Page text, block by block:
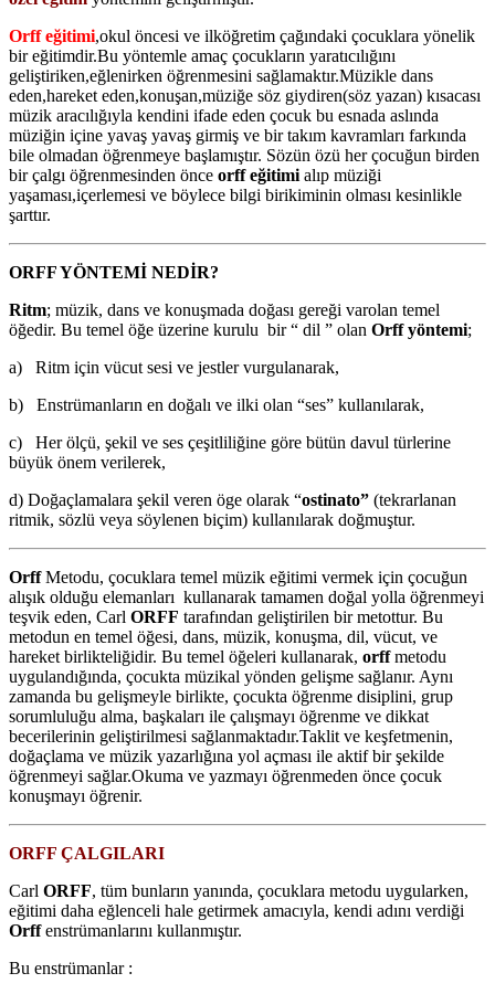
Orff eğitimi,okul öncesi ve ilköğretim çağındaki çocuklara yönelik
bir eğitimdir.Bu yöntemle amaç çocukların yaratıcılığını
geliştiriken,eğlenirken öğrenmesini sağlamaktır.Müzikle dans
eden,hareket eden,konuşan,müziğe söz giydiren(söz yazan) kısacası
müzik aracılığıyla kendini ifade eden çocuk bu esnada aslında
müziğin içine yavaş yavaş girmiş ve bir takım kavramları farkında
bile olmadan öğrenmeye başlamıştır. Sözün özü her çocuğun birden
bir çalgı öğrenmesinden önce orff eğitimi alıp müziği
yaşaması,içerlemesi ve böylece bilgi birikiminin olması kesinlikle
şarttır.
ORFF YÖNTEMİ NEDİR?
Ritm; müzik, dans ve konuşmada doğası gereği varolan temel
öğedir. Bu temel öğe üzerine kurulu bir “ dil ” olan Orff yöntemi;
a) Ritm için vücut sesi ve jestler vurgulanarak,
b) Enstrümanların en doğalı ve ilki olan “ses” kullanılarak,
c) Her ölçü, şekil ve ses çeşitliliğine göre bütün davul türlerine
büyük önem verilerek,
d) Doğaçlamalara şekil veren öge olarak “ostinato” (tekrarlanan
ritmik, sözlü veya söylenen biçim) kullanılarak doğmuştur.
OrffMetodu, çocuklara temel müzik eğitimi vermek için çocuğun
alışık olduğu elemanları kullanarak tamamen doğal yolla öğrenmeyi
teşvik eden, Carl ORFF tarafından geliştirilen bir metottur. Bu
metodun en temel öğesi, dans, müzik, konuşma, dil, vücut, ve
hareket birlikteliğidir. Bu temel öğeleri kullanarak, orffmetodu
uygulandığında, çocukta müzikal yönden gelişme sağlanır. Aynı
zamanda bu gelişmeyle birlikte, çocukta öğrenme disiplini, grup
sorumluluğu alma, başkaları ile çalışmayı öğrenme ve dikkat
becerilerinin geliştirilmesi sağlanmaktadır.Taklit ve keşfetmenin,
doğaçlama ve müzik yazarlığına yol açması ile aktif bir şekilde
öğrenmeyi sağlar.Okuma ve yazmayı öğrenmeden önce çocuk
konuşmayı öğrenir.
ORFF ÇALGILARI
Carl ORFF, tüm bunların yanında, çocuklara metodu uygularken,
eğitimi daha eğlenceli hale getirmek amacıyla, kendi adını verdiği
Orffenstrümanlarını kullanmıştır.
Bu enstrümanlar :